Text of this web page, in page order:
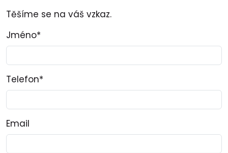
Těšíme se na váš vzkaz.
Jméno*
Telefon*
Email